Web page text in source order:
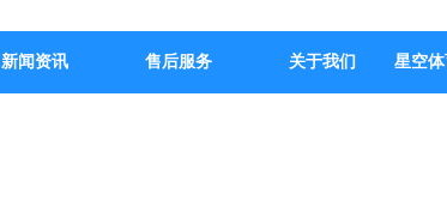
新闻资讯 售后服务 关于我们 星空体